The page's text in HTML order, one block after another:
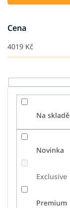
u
k
t
Cena
4019 Kč
Na skladě
Novinka
Exclusive
Premium